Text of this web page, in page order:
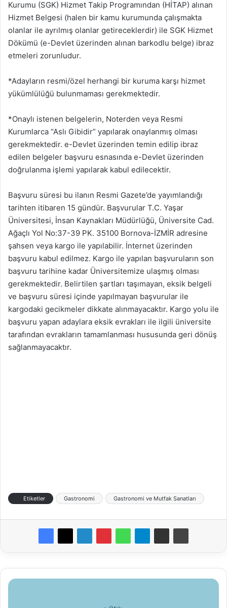
Kurumu (SGK) Hizmet Takip Programından (HİTAP) alınan
Hizmet Belgesi (halen bir kamu kurumunda çalışmakta
olanlar ile ayrılmış olanlar getireceklerdir) ile SGK Hizmet
Dökümü (e-Devlet üzerinden alınan barkodlu belge) ibraz
etmeleri zorunludur.
*Adayların resmi/özel herhangi bir kuruma karşı hizmet
yükümlülüğü bulunmaması gerekmektedir.
*Onaylı istenen belgelerin, Noterden veya Resmi
Kurumlarca “Aslı Gibidir” yapılarak onaylanmış olması
gerekmektedir. e-Devlet üzerinden temin edilip ibraz
edilen belgeler başvuru esnasında e-Devlet üzerinden
doğrulanma işlemi yapılarak kabul edilecektir.
Başvuru süresi bu ilanın Resmi Gazete’de yayımlandığı
tarihten itibaren 15 gündür. Başvurular T.C. Yaşar
Üniversitesi, İnsan Kaynakları Müdürlüğü, Üniversite Cad.
Ağaçlı Yol No:37-39 PK. 35100 Bornova-İZMİR adresine
şahsen veya kargo ile yapılabilir. İnternet üzerinden
başvuru kabul edilmez. Kargo ile yapılan başvuruların son
başvuru tarihine kadar Üniversitemize ulaşmış olması
gerekmektedir. Belirtilen şartları taşımayan, eksik belgeli
ve başvuru süresi içinde yapılmayan başvurular ile
kargodaki gecikmeler dikkate alınmayacaktır. Kargo yolu ile
başvuru yapan adaylara eksik evrakları ile ilgili üniversite
tarafından evrakların tamamlanması hususunda geri dönüş
sağlanmayacaktır.
Etiketler Gastronomi Gastronomi ve Mutfak Sanatları
Kırıkkale